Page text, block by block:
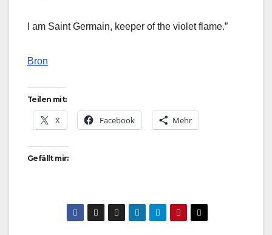
I am Saint Germain, keeper of the violet flame.”
Bron
Teilen mit:
X Facebook Mehr
Gefällt mir: